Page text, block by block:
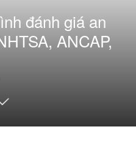
đánh giá an
ANCAP,